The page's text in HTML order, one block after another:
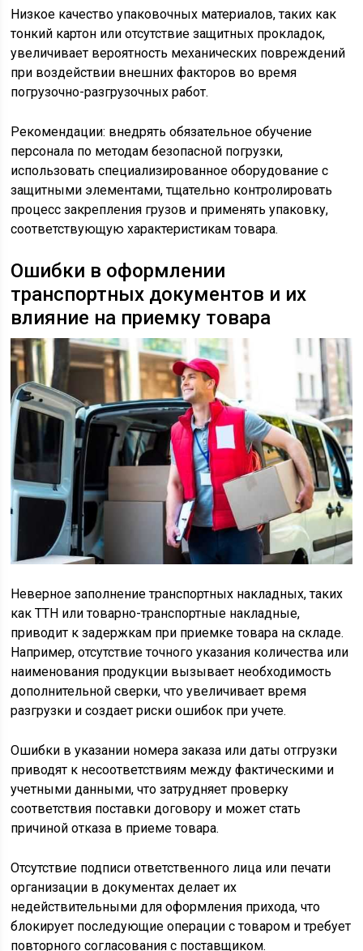
Низкое качество упаковочных материалов, таких как
тонкий картон или отсутствие защитных прокладок,
увеличивает вероятность механических повреждений
при воздействии внешних факторов во время
погрузочно-разгрузочных работ.
Рекомендации: внедрять обязательное обучение
персонала по методам безопасной погрузки,
использовать специализированное оборудование с
защитными элементами, тщательно контролировать
процесс закрепления грузов и применять упаковку,
соответствующую характеристикам товара.
Ошибки в оформлении
транспортных документов и их
влияние на приемку товара
Неверное заполнение транспортных накладных, таких
как ТТН или товарно-транспортные накладные,
приводит к задержкам при приемке товара на складе.
Например, отсутствие точного указания количества или
наименования продукции вызывает необходимость
дополнительной сверки, что увеличивает время
разгрузки и создает риски ошибок при учете.
Ошибки в указании номера заказа или даты отгрузки
приводят к несоответствиям между фактическими и
учетными данными, что затрудняет проверку
соответствия поставки договору и может стать
причиной отказа в приеме товара.
Отсутствие подписи ответственного лица или печати
организации в документах делает их
недействительными для оформления прихода, что
блокирует последующие операции с товаром и требует
повторного согласования с поставщиком.